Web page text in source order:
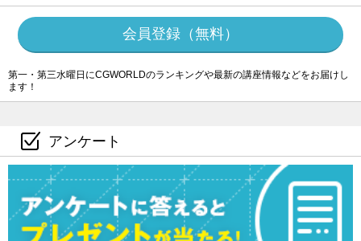
会員登録（無料）
第一・第三水曜日にCGWORLDのランキングや最新の講座情報などをお届けし
ます！
アンケート